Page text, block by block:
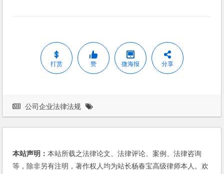
打赏 赞 微海报 分享
公司企业法律法规
本站声明：本站所载之法律论文、法律评论、案例、法律咨询
等，除非另有注明，著作权人均为站长杨春宝高级律师本人。欢